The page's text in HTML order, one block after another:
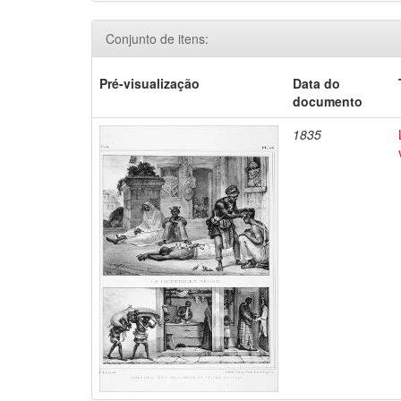
Conjunto de itens:
Pré-visualização
Data do
documento
1835